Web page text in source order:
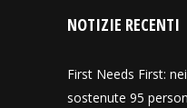
NOTIZIE RECENTI
First Needs First:
sostenute 95